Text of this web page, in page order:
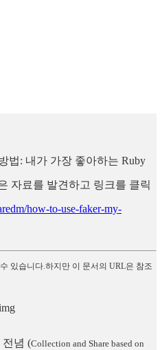
법: 내가 가장 좋아하는 Ruby
자료를 발견하고 링크를 클릭
how-to-use-faker-my-
있습니다.하지만 이 문서의 URL은 참조
념 (Collection and Share based on